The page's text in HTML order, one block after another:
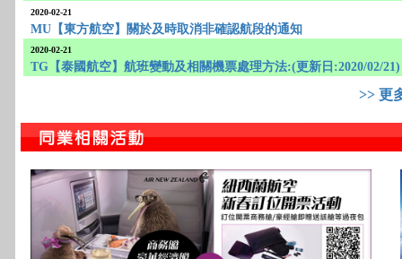
2020-02-21
MU【東方航空】關於及時取消非確認航段的通知
2020-02-21
TG【泰國航空】航班變動及相關機票處理方法:(更新日:2020/02/21)
>> 更